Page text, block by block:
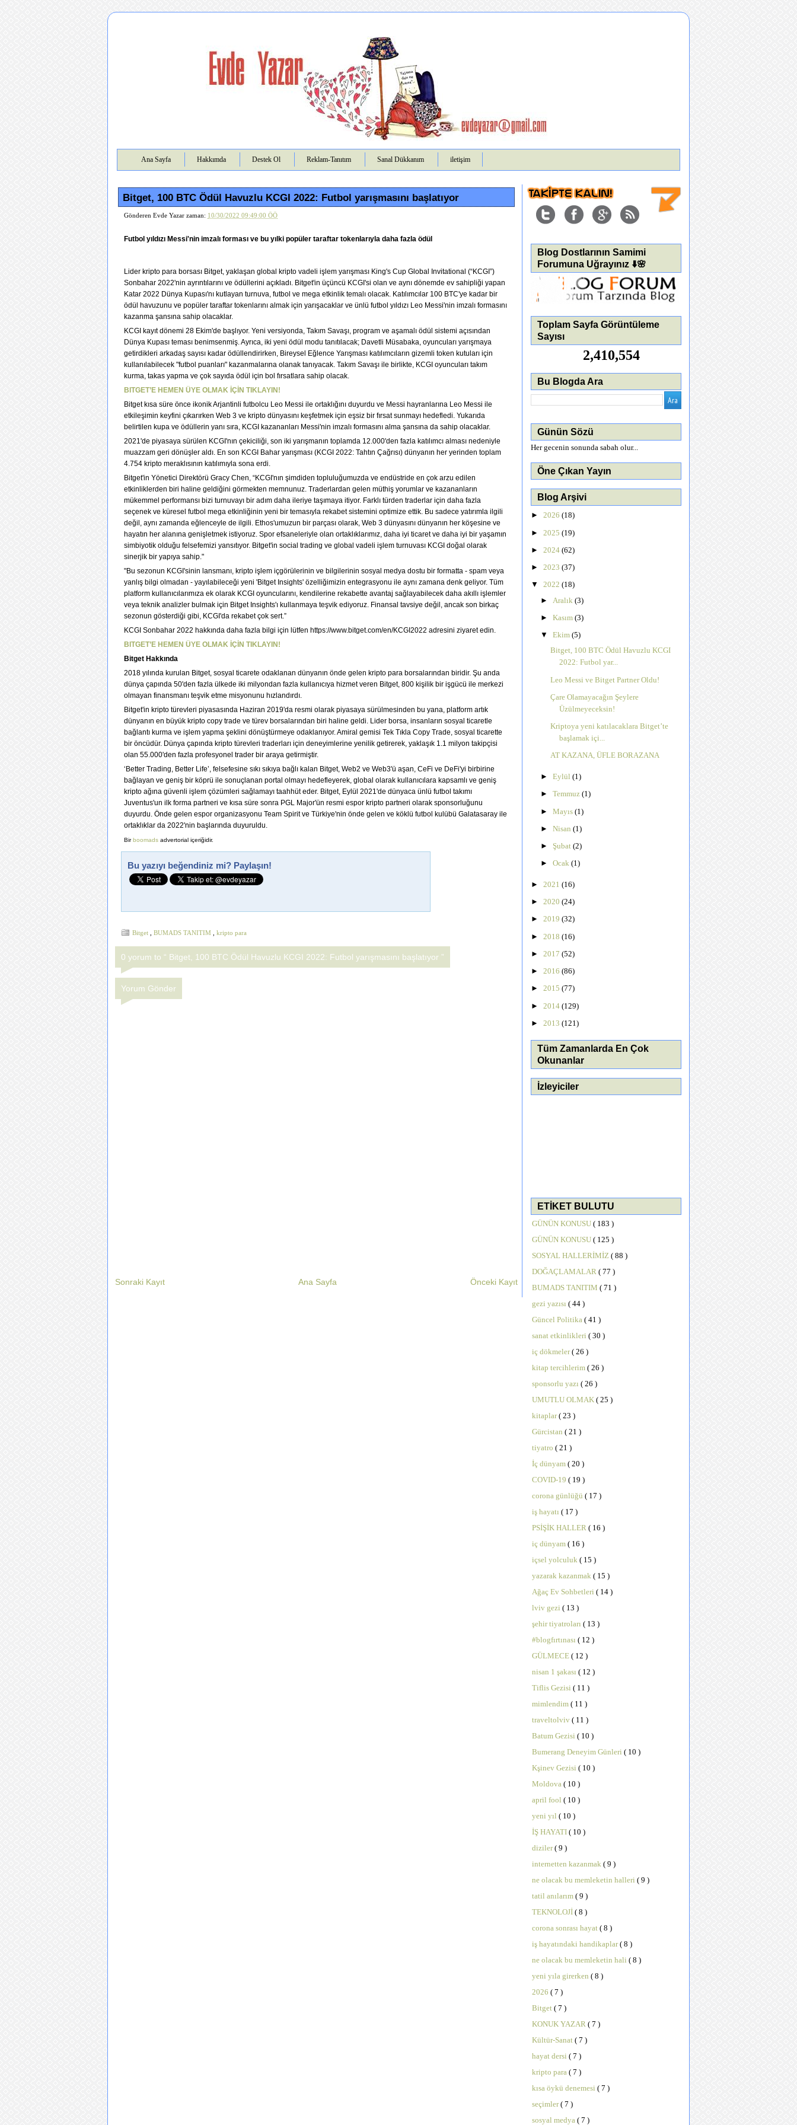
Ana Sayfa Hakkımda Destek Ol Reklam-Tanıtım Sanal Dükkanım iletişim
Bitget, 100 BTC Ödül Havuzlu KCGI 2022: Futbol yarışmasını başlatıyor
Gönderen Evde Yazar zaman: 10/30/2022 09:49:00 ÖÖ
Futbol yıldızı Messi'nin imzalı forması ve bu yılki popüler taraftar tokenlarıyla daha fazla ödül
Lider kripto para borsası Bitget, yaklaşan global kripto vadeli işlem yarışması King's Cup Global Invitational (“KCGI”)
Sonbahar 2022'nin ayrıntılarını ve ödüllerini açıkladı. Bitget'in üçüncü KCGI'si olan ve aynı dönemde ev sahipliği yapan
Katar 2022 Dünya Kupası'nı kutlayan turnuva, futbol ve mega etkinlik temalı olacak. Katılımcılar 100 BTC'ye kadar bir
ödül havuzunu ve popüler taraftar tokenlarını almak için yarışacaklar ve ünlü futbol yıldızı Leo Messi'nin imzalı formasını
kazanma şansına sahip olacaklar.
KCGI kayıt dönemi 28 Ekim'de başlıyor. Yeni versiyonda, Takım Savaşı, program ve aşamalı ödül sistemi açısından
Dünya Kupası teması benimsenmiş. Ayrıca, iki yeni ödül modu tanıtılacak; Davetli Müsabaka, oyuncuları yarışmaya
getirdikleri arkadaş sayısı kadar ödüllendirirken, Bireysel Eğlence Yarışması katılımcıların gizemli token kutuları için
kullanılabilecek "futbol puanları" kazanmalarına olanak tanıyacak. Takım Savaşı ile birlikte, KCGI oyuncuları takım
kurma, takas yapma ve çok sayıda ödül için bol fırsatlara sahip olacak.
BITGET’E HEMEN ÜYE OLMAK İÇİN TIKLAYIN!
Bitget kısa süre önce ikonik Arjantinli futbolcu Leo Messi ile ortaklığını duyurdu ve Messi hayranlarına Leo Messi ile
etkileşimin keyfini çıkarırken Web 3 ve kripto dünyasını keşfetmek için eşsiz bir fırsat sunmayı hedefledi. Yukarıda
belirtilen kupa ve ödüllerin yanı sıra, KCGI kazananları Messi'nin imzalı formasını alma şansına da sahip olacaklar.
2021'de piyasaya sürülen KCGI'nın çekiciliği, son iki yarışmanın toplamda 12.000'den fazla katılımcı alması nedeniyle
muazzam geri dönüşler aldı. En son KCGI Bahar yarışması (KCGI 2022: Tahtın Çağrısı) dünyanın her yerinden toplam
4.754 kripto meraklısının katılımıyla sona erdi.
Bitget'in Yönetici Direktörü Gracy Chen, “KCGI'nın şimdiden topluluğumuzda ve endüstride en çok arzu edilen
etkinliklerden biri haline geldiğini görmekten memnunuz. Traderlardan gelen müthiş yorumlar ve kazananların
mükemmel performansı bizi turnuvayı bir adım daha ileriye taşımaya itiyor. Farklı türden traderlar için daha fazla
seçenek ve küresel futbol mega etkinliğinin yeni bir temasıyla rekabet sistemini optimize ettik. Bu sadece yatırımla ilgili
değil, aynı zamanda eğlenceyle de ilgili. Ethos'umuzun bir parçası olarak, Web 3 dünyasını dünyanın her köşesine ve
hayatın her alanına genişletmek istiyoruz. Spor efsaneleriyle olan ortaklıklarımız, daha iyi ticaret ve daha iyi bir yaşamın
simbiyotik olduğu felsefemizi yansıtıyor. Bitget'in social trading ve global vadeli işlem turnuvası KCGI doğal olarak
sinerjik bir yapıya sahip."
"Bu sezonun KCGI'sinin lansmanı, kripto işlem içgörülerinin ve bilgilerinin sosyal medya dostu bir formatta - spam veya
yanlış bilgi olmadan - yayılabileceği yeni 'Bitget Insights' özelliğimizin entegrasyonu ile aynı zamana denk geliyor. Tüm
platform kullanıcılarımıza ek olarak KCGI oyuncularını, kendilerine rekabette avantaj sağlayabilecek daha akıllı işlemler
veya teknik analizler bulmak için Bitget Insights'ı kullanmaya teşvik ediyoruz. Finansal tavsiye değil, ancak son birkaç
sezonun gösterdiği gibi, KCGI'da rekabet çok sert.”
KCGI Sonbahar 2022 hakkında daha fazla bilgi için lütfen https://www.bitget.com/en/KCGI2022 adresini ziyaret edin.
BITGET’E HEMEN ÜYE OLMAK İÇİN TIKLAYIN!
Bitget Hakkında
2018 yılında kurulan Bitget, sosyal ticarete odaklanan dünyanın önde gelen kripto para borsalarından biridir. Şu anda
dünya çapında 50'den fazla ülkede iki milyondan fazla kullanıcıya hizmet veren Bitget, 800 kişilik bir işgücü ile merkezi
olmayan finansmanı teşvik etme misyonunu hızlandırdı.
Bitget'in kripto türevleri piyasasında Haziran 2019'da resmi olarak piyasaya sürülmesinden bu yana, platform artık
dünyanın en büyük kripto copy trade ve türev borsalarından biri haline geldi. Lider borsa, insanların sosyal ticaretle
bağlantı kurma ve işlem yapma şeklini dönüştürmeye odaklanıyor. Amiral gemisi Tek Tıkla Copy Trade, sosyal ticarette
bir öncüdür. Dünya çapında kripto türevleri traderları için deneyimlerine yenilik getirerek, yaklaşık 1.1 milyon takipçisi
olan 55.000'den fazla profesyonel trader bir araya getirmiştir.
‘Better Trading, Better Life’, felsefesine sıkı sıkıya bağlı kalan Bitget, Web2 ve Web3'ü aşan, CeFi ve DeFi'yi birbirine
bağlayan ve geniş bir köprü ile sonuçlanan portal olmayı hedefleyerek, global olarak kullanıcılara kapsamlı ve geniş
kripto ağına güvenli işlem çözümleri sağlamayı taahhüt eder. Bitget, Eylül 2021'de dünyaca ünlü futbol takımı
Juventus'un ilk forma partneri ve kısa süre sonra PGL Major'ün resmi espor kripto partneri olarak sponsorluğunu
duyurdu. Önde gelen espor organizasyonu Team Spirit ve Türkiye'nin önde gelen ve köklü futbol kulübü Galatasaray ile
ortaklıklar da 2022'nin başlarında duyuruldu.
Birboomads advertorial içeriğidir.
Bu yazıyı beğendiniz mi? Paylaşın!
Bitget BUMADS TANITIM kripto para
0 yorum to “ Bitget, 100 BTC Ödül Havuzlu KCGI 2022: Futbol yarışmasını başlatıyor ”
Yorum Gönder
Sonraki Kayıt Önceki Kayıt
Ana Sayfa
Blog Dostlarının Samimi
Forumuna Uğrayınız ⬇️🌸
Toplam Sayfa Görüntüleme
Sayısı
2,410,554
Bu Blogda Ara
Günün Sözü
Her gecenin sonunda sabah olur...
Öne Çıkan Yayın
Blog Arşivi
► 2026 (18)
► 2025 (19)
► 2024 (62)
► 2023 (37)
▼ 2022 (18)
► Aralık (3)
► Kasım (3)
▼ Ekim (5)
Bitget, 100 BTC Ödül Havuzlu KCGI
2022: Futbol yar...
Leo Messi ve Bitget Partner Oldu!
Çare Olamayacağın Şeylere
Üzülmeyeceksin!
Kriptoya yeni katılacaklara Bitget’te
başlamak içi...
AT KAZANA, ÜFLE BORAZANA
► Eylül (1)
► Temmuz (1)
► Mayıs (1)
► Nisan (1)
► Şubat (2)
► Ocak (1)
► 2021 (16)
► 2020 (24)
► 2019 (32)
► 2018 (16)
► 2017 (52)
► 2016 (86)
► 2015 (77)
► 2014 (129)
► 2013 (121)
Tüm Zamanlarda En Çok
Okunanlar
İzleyiciler
ETİKET BULUTU
GÜNÜN KONUSU ( 183 )
GÜNÜN KONUSU ( 125 )
SOSYAL HALLERİMİZ ( 88 )
DOĞAÇLAMALAR ( 77 )
BUMADS TANITIM ( 71 )
gezi yazısı ( 44 )
Güncel Politika ( 41 )
sanat etkinlikleri ( 30 )
iç dökmeler( 26 )
kitap tercihlerim ( 26 )
sponsorlu yazı ( 26 )
UMUTLU OLMAK ( 25 )
kitaplar( 23 )
Gürcistan ( 21 )
tiyatro ( 21 )
İç dünyam ( 20 )
COVID-19 ( 19 )
corona günlüğü ( 17 )
iş hayatı ( 17 )
PSİŞİK HALLER ( 16 )
iç dünyam ( 16 )
içsel yolculuk ( 15 )
yazarak kazanmak ( 15 )
Ağaç Ev Sohbetleri ( 14 )
lviv gezi ( 13 )
şehir tiyatroları ( 13 )
#blogfırtınası ( 12 )
GÜLMECE ( 12 )
nisan 1 şakası ( 12 )
Tiflis Gezisi ( 11 )
mimlendim ( 11 )
traveltolviv ( 11 )
Batum Gezisi ( 10 )
Bumerang Deneyim Günleri ( 10 )
Kşinev Gezisi ( 10 )
Moldova ( 10 )
april fool ( 10 )
yeni yıl ( 10 )
İŞ HAYATI ( 10 )
diziler( 9 )
internetten kazanmak ( 9 )
ne olacak bu memleketin halleri ( 9 )
tatil anılarım ( 9 )
TEKNOLOJİ ( 8 )
corona sonrası hayat ( 8 )
iş hayatındaki handikaplar( 8 )
ne olacak bu memleketin hali ( 8 )
yeni yıla girerken ( 8 )
2026 ( 7 )
Bitget ( 7 )
KONUK YAZAR ( 7 )
Kültür-Sanat ( 7 )
hayat dersi ( 7 )
kripto para ( 7 )
kısa öykü denemesi ( 7 )
seçimler( 7 )
sosyal medya ( 7 )